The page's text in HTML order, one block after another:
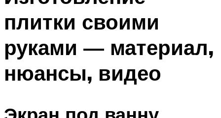
плитки своими
руками — материал,
нюансы, видео